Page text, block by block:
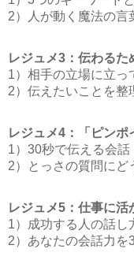
2）人が動く魔法の言
レジュメ3：伝わるた
1）相手の立場に立っ
2）伝えたいことを整
レジュメ4：「ピンポ
1）30秒で伝える会話
2）とっさの質問にど
レジュメ5：仕事に
1）成功する人の話し
2）あなたの会話力を